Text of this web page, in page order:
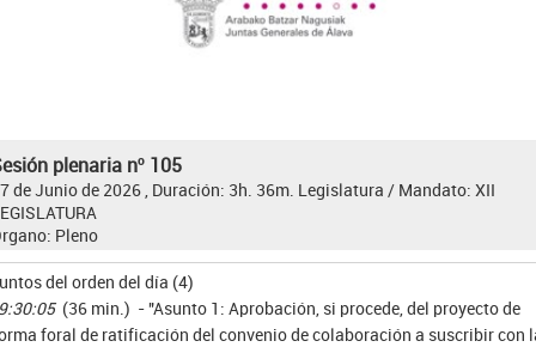
plenaria nº 105
de Junio de 2026 , Duración: 3h. 36m. Legislatura / Mandato: XII
Pleno
del orden del día (4)
(36 min.) - "Asunto 1: Aprobación, si procede, del proyecto de
foral de ratificación del convenio de colaboración a suscribir con